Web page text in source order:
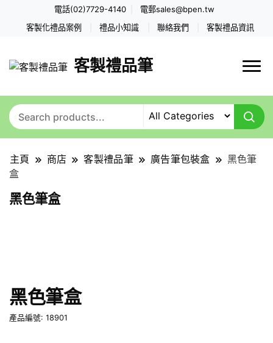
電話(02)7729-4140 電郵sales@bpen.tw
客製化禮品案例 禮品小知識 聯絡我們 客製禮品資訊
客製禮品筆
主頁 商店 客製禮品筆 廣告筆包裝盒
黑色筆
盒
黑色筆盒
黑色筆盒
產品編號: 18901